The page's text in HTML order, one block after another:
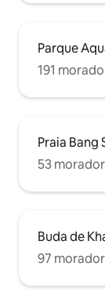
Parque
191
Praia Bang
53
Buda de
97